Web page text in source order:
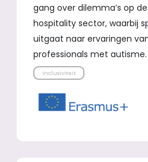
gang over dilemma’s op
hospitality sector, waarbij
uitgaat naar ervaringen
professionals met
Inclusiviteit